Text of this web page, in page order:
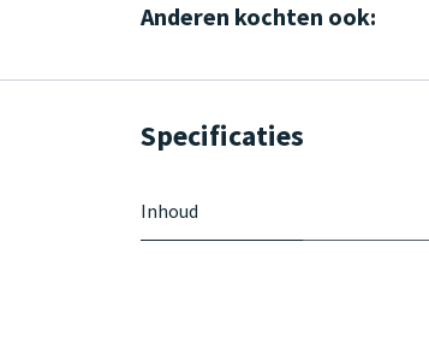
Anderen kochten ook:
Specificaties
Inhoud